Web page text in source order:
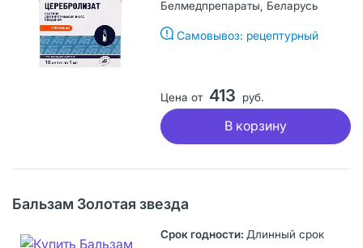
Белмедпрепараты, Беларусь
Самовывоз: рецептурный
Цена от 413 руб.
В корзину
Бальзам Золотая звезда
Длинный срок